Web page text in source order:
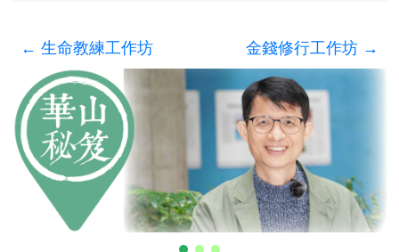
← 生命教練工作坊 金錢修行工作坊 →